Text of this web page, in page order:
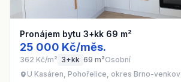
Pronájem bytu 3+kk 69 m²
25 000 Kč/měs.
362 Kč/m² 3+kk 69 m²Osobní
U Kasáren, Pohořelice, okres Brno-venkov